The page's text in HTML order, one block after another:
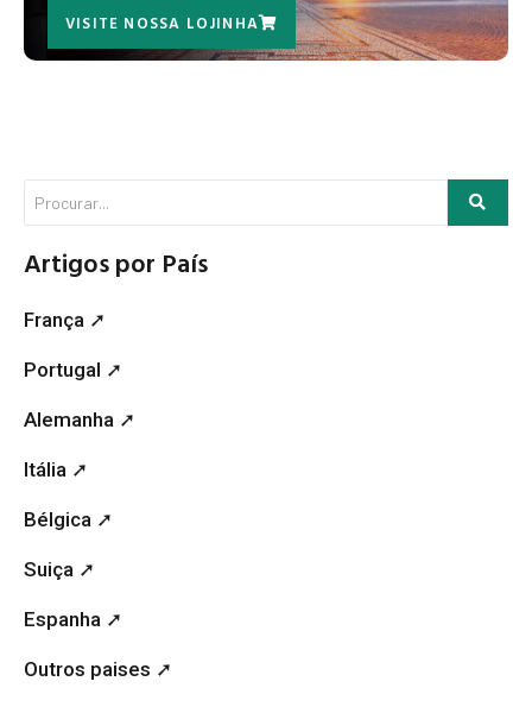
VISITE NOSSA LOJINHA
Artigos por País
França ➚
Portugal ➚
Alemanha ➚
Itália ➚
Bélgica ➚
Suiça ➚
Espanha ➚
Outros paises ➚